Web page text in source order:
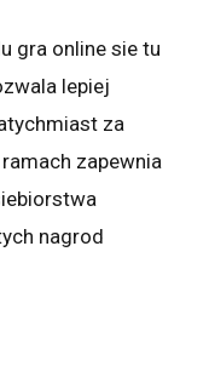
gra online sie tu
lepiej
za
zapewnia
nagrod